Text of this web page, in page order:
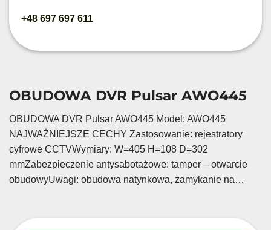
OBUDOWA DVR Pulsar AWO445
OBUDOWA DVR Pulsar AWO445 Model: AWO445
NAJWAŻNIEJSZE CECHY Zastosowanie: rejestratory
cyfrowe CCTVWymiary: W=405 H=108 D=302
mmZabezpieczenie antysabotażowe: tamper – otwarcie
obudowyUwagi: obudowa natynkowa, zamykanie na…
+48 697 697 611